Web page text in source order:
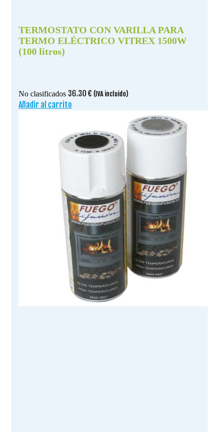
TERMOSTATO CON VARILLA PARA
TERMO ELÉCTRICO VITREX 1500W
(100 litros)
No clasificados 36.30 € (IVA incluido)
Añadir al carrito